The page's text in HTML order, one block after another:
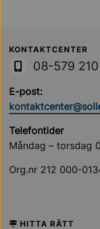
Sollentuna
KONTAKTCENTER
08-579
E-post:
Telefontider
Måndag – torsdag
Org.nr 212 000-
HITTA RÄTT